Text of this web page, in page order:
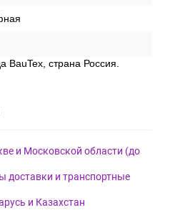
BauTex, страна Россия.
и Московской области (до
доставки и транспортные
и Казахстан